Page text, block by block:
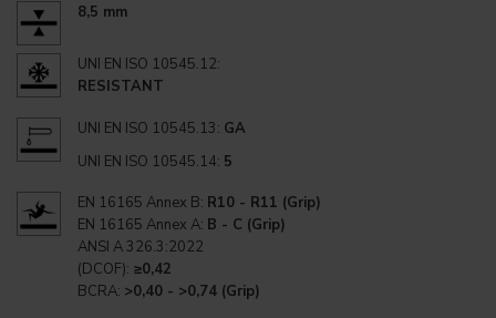
8,5 mm
UNI EN ISO 10545.12:
RESISTANT
UNI EN ISO 10545.13: GA
UNI EN ISO 10545.14: 5
EN 16165 Annex B: R10 - R11 (Grip)
EN 16165 Annex A: B - C (Grip)
ANSI A 326.3:2022
(DCOF): ≥0,42
BCRA: >0,40 - >0,74 (Grip)